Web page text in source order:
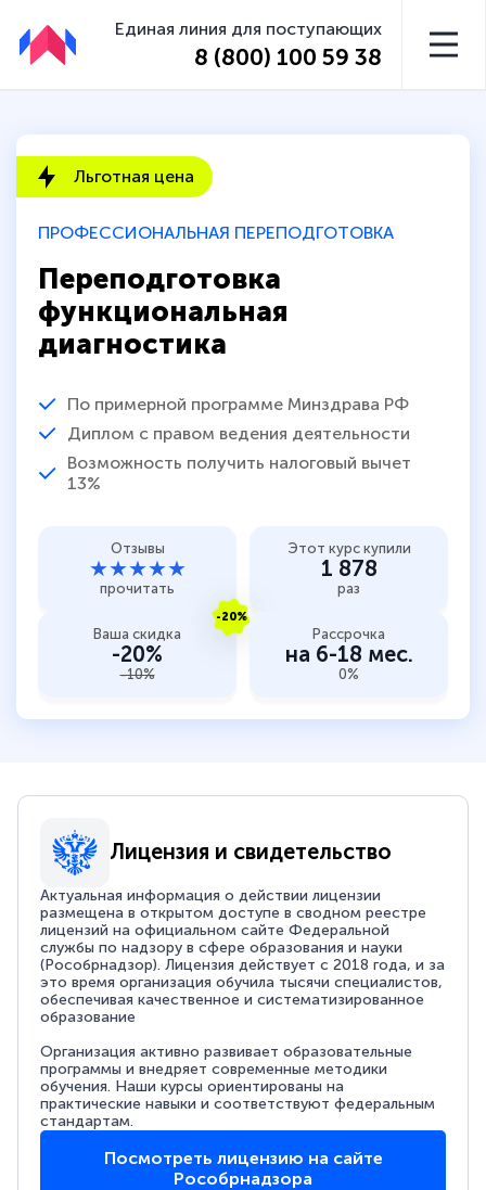
Единая линия для поступающих
8 (800) 100 59 38
ПРОФЕССИОНАЛЬНАЯ ПЕРЕПОДГОТОВКА
Переподготовка
функциональная
диагностика
По примерной программе Минздрава РФ
Диплом с правом ведения деятельности
Возможность получить налоговый вычет
13%
Льготная цена
Отзывы
★★★★★
прочитать
Этот курс купили
1 878
раз
-20%
Ваша скидка
-20%
-10%
Рассрочка
на 6-18 мес.
0%
Лицензия и свидетельство
Актуальная информация о действии лицензии
размещена в открытом доступе в сводном реестре
лицензий на официальном сайте Федеральной
службы по надзору в сфере образования и науки
(Рособрнадзор). Лицензия действует с 2018 года, и за
это время организация обучила тысячи специалистов,
обеспечивая качественное и систематизированное
образование
Организация активно развивает образовательные
программы и внедряет современные методики
обучения. Наши курсы ориентированы на
практические навыки и соответствуют федеральным
стандартам.
Посмотреть лицензию на сайте
Рособрнадзора